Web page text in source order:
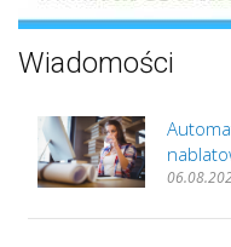
Wiadomości